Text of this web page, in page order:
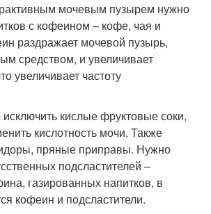
мочевым пузырем нужно
с кофеином – кофе, чая и
раздражает мочевой пузырь,
средством, и увеличивает
увеличивает частоту
кислые фруктовые соки,
кислотность мочи. Также
пряные приправы. Нужно
подсластителей –
газированных напитков, в
кофеин и подсластители.